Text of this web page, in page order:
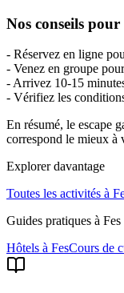
Nos conseils pour
- Réservez en ligne
- Venez en groupe
- Arrivez 10-15
- Vérifiez les
En résumé, le escape
correspond le mieux à
Explorer davantage
Toutes les activités à
Guides pratiques à Fes
Hôtels à FesCours de